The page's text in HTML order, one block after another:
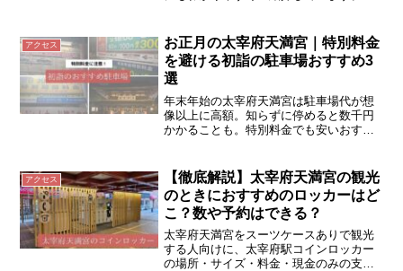
アクセス
お正月の太宰府天満宮｜特別料金
を避ける初詣の駐車場おすすめ3
選
年末年始の太宰府天満宮は駐車場代が想
像以上に高額。知らずに停めると数千円
かかることも。特別料金でも安いおすす
アクセス
【徹底解説】太宰府天満宮の観光
のときにおすすめのロッカーはど
こ？数や予約はできる？
太宰府天満宮をスーツケースありで観光
する人向けに、太宰府駅コインロッカー
の場所・サイズ・料金・現金のみの支払